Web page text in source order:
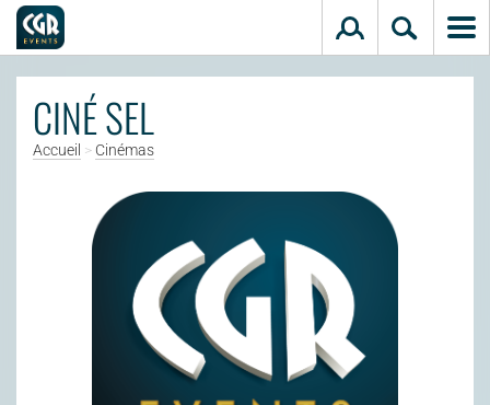
Aller au contenu principal
CINÉ SEL
Accueil > Cinémas